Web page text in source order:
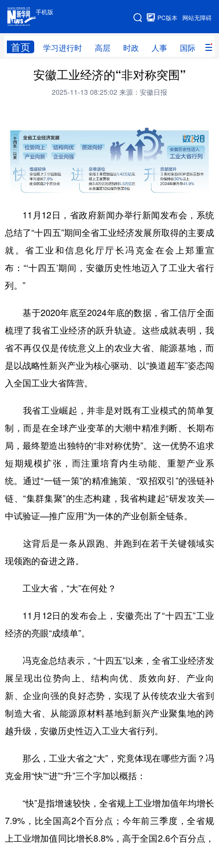
手机版
网站无障碍
PC版本
首页 学习进行时 高层 时政 人事 国际 财
手机版
网站地图
学习进行时 高层 时政 人事
财经 网评
科技 量子 体育
文化 健康 军事
访谈 视频 图片 政务
食品 人居 信息化 数字经济
学术中国 乡村振兴 银龄 溯源中国
城市 旅游 能源 会展
文化产业
北京 天津
山东 河南 湖北 湖南
广东 广西 海南 重庆
四川 贵州 云南 西藏
陕西 甘肃 青海 宁夏
新疆 内蒙古 黑龙江
多语种频道
Deutsch Português
安徽工业经济的“非对称突围”
2025-11-13 08:25:02 来源：安徽日报
11月12日，省政府新闻办举行新闻发布会，系统
总结了“十四五”期间全省工业经济发展所取得的主要成
就。省工业和信息化厅厅长冯克金在会上郑重宣
布：“‘十四五’期间，安徽历史性地迈入了工业大省行
列。”
基于2020年底至2024年底的数据，省工信厅全面
梳理了我省工业经济的跃升轨迹。这些成就表明，我
省不再仅仅是传统意义上的农业大省、能源基地，而
是以战略性新兴产业为核心驱动、以“换道超车”姿态闯
入全国工业大省阵营。
我省工业崛起，并非是对既有工业模式的简单复
制，而是在全球产业变革的大潮中精准判断、长期布
局，最终塑造出独特的“非对称优势”。这一优势不追求
短期规模扩张，而注重培育内生动能、重塑产业系
统。通过“一链一策”的精准施策、“双招双引”的强链补
链、“集群集聚”的生态构建，我省构建起“研发攻关—
中试验证—推广应用”为一体的产业创新全链条。
这背后是一条从跟跑、并跑到在若干关键领域实
现领跑的奋进之路。
工业大省，“大”在何处？
11月12日的发布会上，安徽亮出了“十四五”工业
经济的亮眼“成绩单”。
冯克金总结表示，“十四五”以来，全省工业经济发
展呈现出位势向上、结构向优、质效向好、产业向
新、企业向强的良好态势，实现了从传统农业大省到
制造大省、从能源原材料基地到新兴产业聚集地的跨
越升级，安徽历史性迈入工业大省行列。
那么，工业大省之“大”，究竟体现在哪些方面？冯
克金用“快”“进”“升”三个字加以概括：
“快”是指增速较快，全省规上工业增加值年均增长
7.9%，比全国高2个百分点；今年前三季度，全省规
上工业增加值同比增长8.8%，高于全国2.6个百分点，